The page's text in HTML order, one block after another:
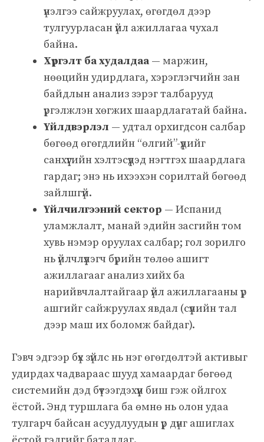
үнэлгээ сайжруулах, өгөгдөл дээр
тулгуурласан үйл ажиллагаа чухал
байна.
Хүргэлт ба худалдаа — маржин,
нөөцийн удирдлага, хэрэглэгчийн зан
байдлын анализ зэрэг талбарууд
үргэлжлэн хөгжих шаардлагатай байна.
Үйлдвэрлэл — удтал орхигдсон салбар
бөгөөд өгөгдлийн “өлгий”-үүдийг
санхүүгийн хэлтэсүүдэд нэгтгэх шаардлага
гардаг; энэ нь ихээхэн сорилтай бөгөөд
зайлшгүй.
Үйлчилгээний сектор — Испанид
уламжлалт, манай эдийн засгийн том
хувь нэмэр оруулах салбар; гол зорилго
нь үйлчлүүлэгч бүрийн төлөө ашигт
ажиллагааг анализ хийх ба
нарийвчлалтайгаар үйл ажиллагааны үр
ашгийг сайжруулах явдал (сүүлийн тал
дээр маш их боломж байдаг).
Гэвч эдгээр бүх зүйлс нь нэг өгөгдөлтэй активыг
удирдах чадвараас шууд хамаардаг бөгөөд
системийн дэд бүтээгдэхүүн биш гэж ойлгох
ёстой. Энд туршлага ба өмнө нь олон удаа
тулгарч байсан асуудлуудын үр дүнг ашиглах